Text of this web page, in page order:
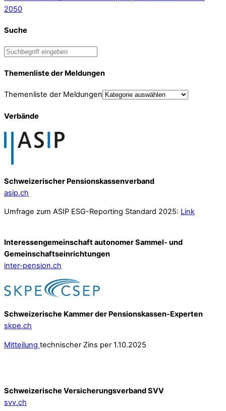
2050
Suche
Themenliste der Meldungen
Themenliste der Meldungen
Verbände
Schweizerischer Pensionskassenverband
asip.ch
Umfrage zum ASIP ESG-Reporting Standard 2025: Link
Interessengemeinschaft autonomer Sammel- und
Gemeinschafts­einrichtungen
inter-pension.ch
Schweizerische Kammer der Pensionskassen-Experten
skpe.ch
Mitteilung technischer Zins per 1.10.2025
Schweizerische Versicherungsverband SVV
svv.ch